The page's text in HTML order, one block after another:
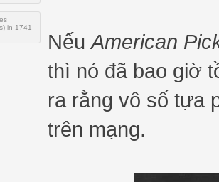
in 1741
NếuAmerican
thì nó đã bao giờ
ra rằng vô số tựa
trên mạng.